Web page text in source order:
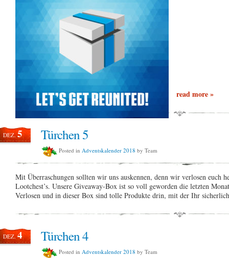
read more »
DEZ.5 Türchen 5
Posted in Adventskalender 2018 by Team
Mit Überraschungen sollten wir uns auskennen, denn wir verlosen euch
Lootchest’s. Unsere Giveaway-Box ist so voll geworden die letzten
Verlosen und in dieser Box sind tolle Produkte drin, mit der Ihr
DEZ.4 Türchen 4
Posted in Adventskalender 2018 by Team